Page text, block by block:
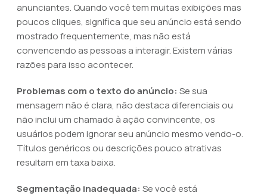
anunciantes. Quando você tem muitas exibições mas
poucos cliques, significa que seu anúncio está sendo
mostrado frequentemente, mas não está
convencendo as pessoas a interagir. Existem várias
razões para isso acontecer.
Problemas com o texto do anúncio: Se sua
mensagem não é clara, não destaca diferenciais ou
não inclui um chamado à ação convincente, os
usuários podem ignorar seu anúncio mesmo vendo-o.
Títulos genéricos ou descrições pouco atrativas
resultam em taxa baixa.
Segmentação inadequada: Se você está